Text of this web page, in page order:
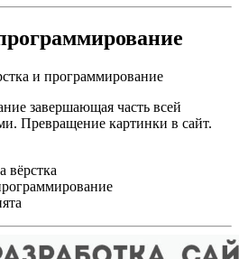
завершающая часть всей
Превращение картинки в сайт.
вёрстка